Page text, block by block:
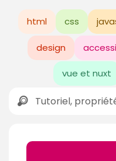
html css
design
vue et nuxt